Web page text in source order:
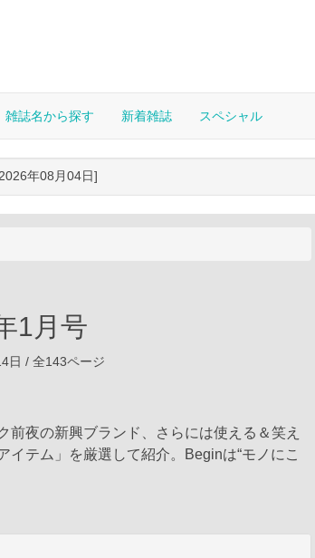
雑誌名から探す 新着雑誌 スペシャル
年08月04日]
1月号
日 / 全143ページ
前夜の新興ブランド、さらには使える＆笑え
イテム」を厳選して紹介。Beginは“モノにこ